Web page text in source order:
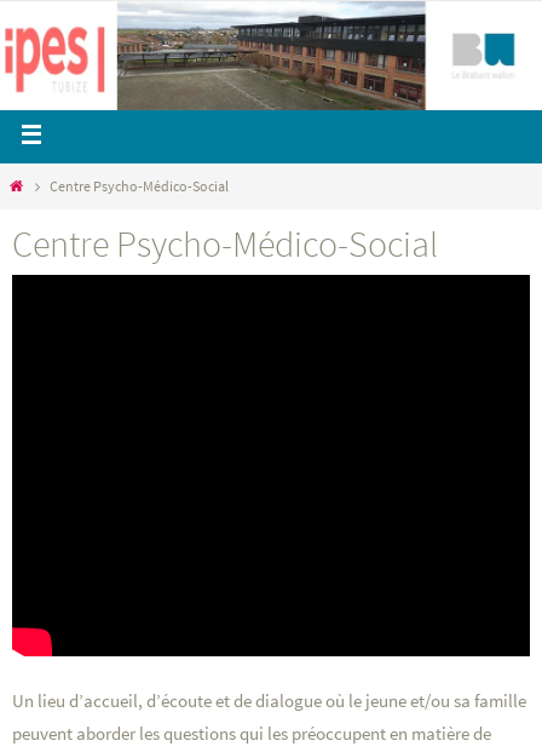
Centre Psycho-Médico-Social
Centre Psycho-Médico-Social
Un lieu d’accueil, d’écoute et de dialogue où le jeune et/ou sa famille
peuvent aborder les questions qui les préoccupent en matière de